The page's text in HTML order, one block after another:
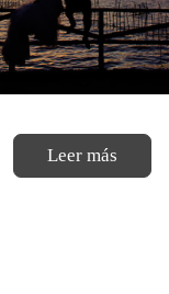
Leer más